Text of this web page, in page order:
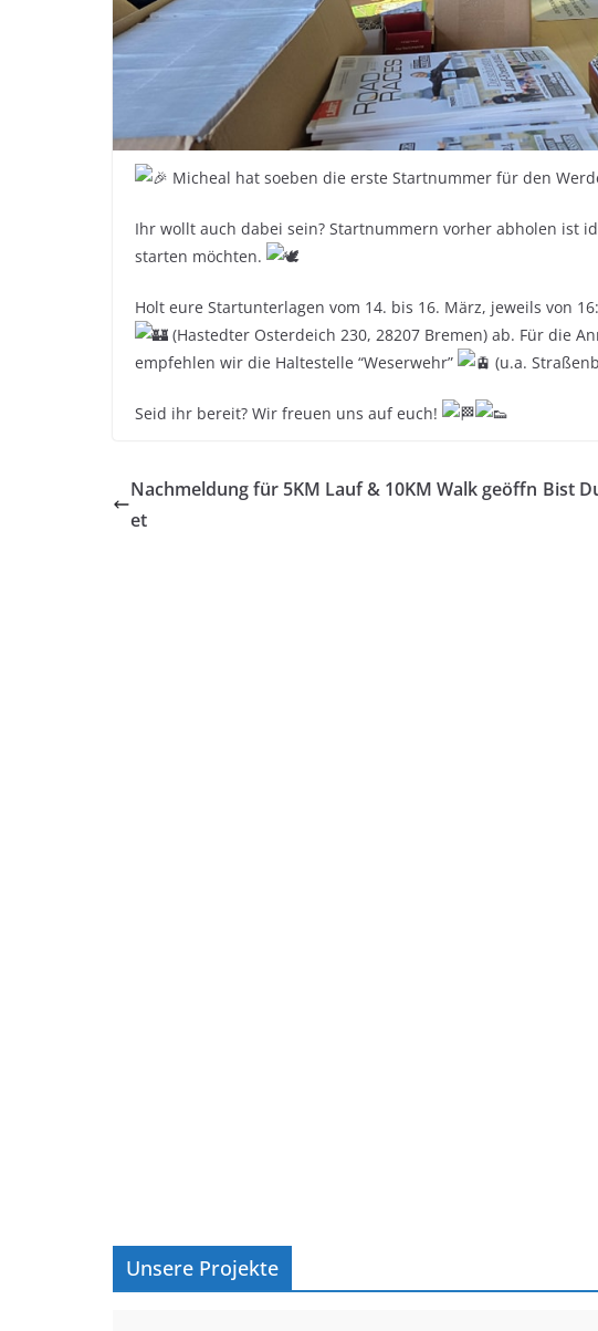
Micheal hat soeben die erste Startnummer für den
Ihr wollt auch dabei sein? Startnummern vorher abholen ist
starten möchten.
Holt eure Startunterlagen vom 14. bis 16. März, jeweils von
(Hastedter Osterdeich 230, 28207 Bremen) ab. Für die
empfehlen wir die Haltestelle “Weserwehr”
(u.a.
Seid ihr bereit? Wir freuen uns auf euch!
Nachmeldung für 5KM Lauf & 10KM Walk geöffn
et
Bist
Unsere Projekte